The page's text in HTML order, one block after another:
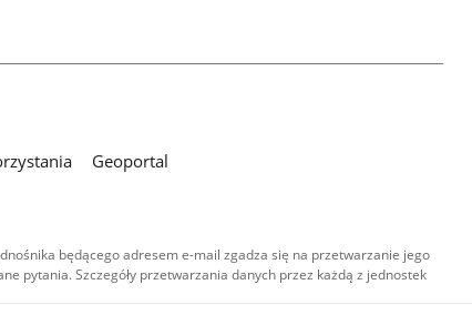
Geoportal
będącego adresem e-mail zgadza się na przetwarzanie jego
pytania. Szczegóły przetwarzania danych przez każdą z jednostek